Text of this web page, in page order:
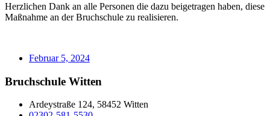
Herzlichen Dank an alle Personen die dazu beigetragen haben, diese
Maßnahme an der Bruchschule zu realisieren.
Februar 5, 2024
Bruchschule Witten
Ardeystraße 124, 58452 Witten